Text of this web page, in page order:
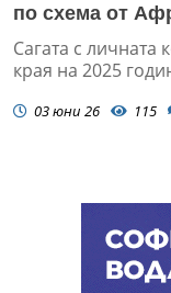
по схема от
Сагата с
края на 2025
03 юни 26 115